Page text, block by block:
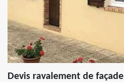
Devis ravalement de façade